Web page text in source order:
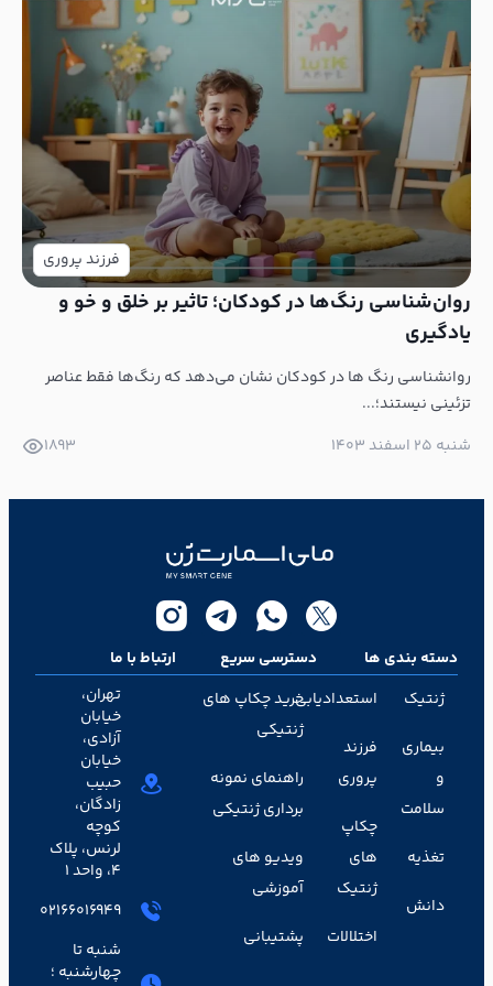
فرزند پروری
روان‌شناسی رنگ‌ها در کودکان؛ تاثیر بر خلق و خو و
یادگیری
روانشناسی رنگ ها در کودکان نشان می‌دهد که رنگ‌ها فقط عناصر
تزئینی نیستند؛...
شنبه ۲۵ اسفند ۱۴۰۳
1893
دسته بندی ها
ژنتیک
بیماری
و
سلامت
تغذیه
دانش
استعدادیابی
فرزند
پروری
چکاپ
های
ژنتیک
اختلالات
دسترسی سریع
خرید چکاپ های
ژنتیکی
راهنمای نمونه
برداری ژنتیکی
ویدیو های
آموزشی
پشتیبانی
ارتباط با ما
تهران،
خیابان
آزادی،
خیابان
حبیب
زادگان،
کوچه
لرنس، پلاک
۴، واحد ۱
02166016949
شنبه تا
چهارشنبه ؛